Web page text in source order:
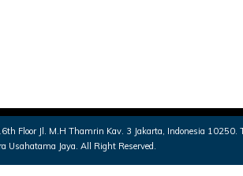
Floor Jl. M.H Thamrin Kav. 3 Jakarta, Indonesia
Usahatama Jaya. All Right Reserved.